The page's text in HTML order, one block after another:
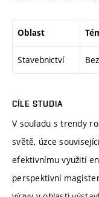
Oblast
Stavebnictví
CÍLE STUDIA
V souladu s trendy
světě, úzce
efektivnímu využití
perspektivní